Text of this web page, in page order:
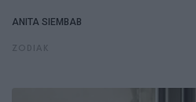
ANITA SIEMBAB